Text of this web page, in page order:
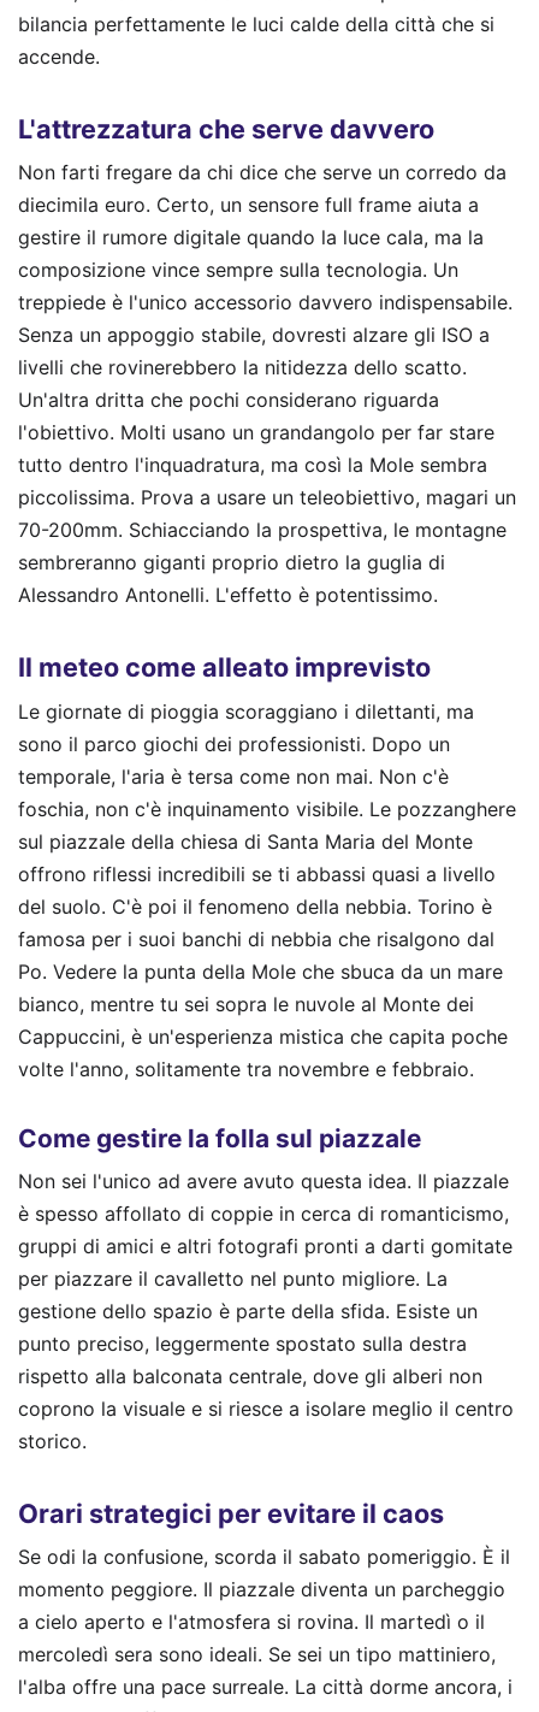
bilancia perfettamente le luci calde della città che si
accende.
L'attrezzatura che serve davvero
Non farti fregare da chi dice che serve un corredo da
diecimila euro. Certo, un sensore full frame aiuta a
gestire il rumore digitale quando la luce cala, ma la
composizione vince sempre sulla tecnologia. Un
treppiede è l'unico accessorio davvero indispensabile.
Senza un appoggio stabile, dovresti alzare gli ISO a
livelli che rovinerebbero la nitidezza dello scatto.
Un'altra dritta che pochi considerano riguarda
l'obiettivo. Molti usano un grandangolo per far stare
tutto dentro l'inquadratura, ma così la Mole sembra
piccolissima. Prova a usare un teleobiettivo, magari un
70-200mm. Schiacciando la prospettiva, le montagne
sembreranno giganti proprio dietro la guglia di
Alessandro Antonelli. L'effetto è potentissimo.
Il meteo come alleato imprevisto
Le giornate di pioggia scoraggiano i dilettanti, ma
sono il parco giochi dei professionisti. Dopo un
temporale, l'aria è tersa come non mai. Non c'è
foschia, non c'è inquinamento visibile. Le pozzanghere
sul piazzale della chiesa di Santa Maria del Monte
offrono riflessi incredibili se ti abbassi quasi a livello
del suolo. C'è poi il fenomeno della nebbia. Torino è
famosa per i suoi banchi di nebbia che risalgono dal
Po. Vedere la punta della Mole che sbuca da un mare
bianco, mentre tu sei sopra le nuvole al Monte dei
Cappuccini, è un'esperienza mistica che capita poche
volte l'anno, solitamente tra novembre e febbraio.
Come gestire la folla sul piazzale
Non sei l'unico ad avere avuto questa idea. Il piazzale
è spesso affollato di coppie in cerca di romanticismo,
gruppi di amici e altri fotografi pronti a darti gomitate
per piazzare il cavalletto nel punto migliore. La
gestione dello spazio è parte della sfida. Esiste un
punto preciso, leggermente spostato sulla destra
rispetto alla balconata centrale, dove gli alberi non
coprono la visuale e si riesce a isolare meglio il centro
storico.
Orari strategici per evitare il caos
Se odi la confusione, scorda il sabato pomeriggio. È il
momento peggiore. Il piazzale diventa un parcheggio
a cielo aperto e l'atmosfera si rovina. Il martedì o il
mercoledì sera sono ideali. Se sei un tipo mattiniero,
l'alba offre una pace surreale. La città dorme ancora, i